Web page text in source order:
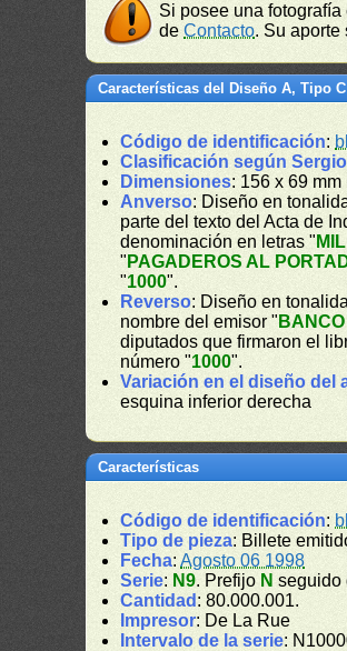
Si posee una
deContacto. Su aporte
Características del Diseño A, Tipo C
Código de identificación:
Clasificación según
Dimensiones: 156 x 69
Anverso: Diseño en
parte del texto del Acta de
denominación en letras "
" PAGADEROS AL
"1000".
Reverso: Diseño en
nombre del emisor "
diputados que firmaron el
número "1000".
Variación en el diseño del
esquina inferior derecha
Características
Código de identificación:
Tipo de pieza: Billete
Fecha:Agosto 06 1998
Serie: N9. Prefijo N
Cantidad : 80.000.001.
Impresor: De La Rue
Intervalo de la serie: